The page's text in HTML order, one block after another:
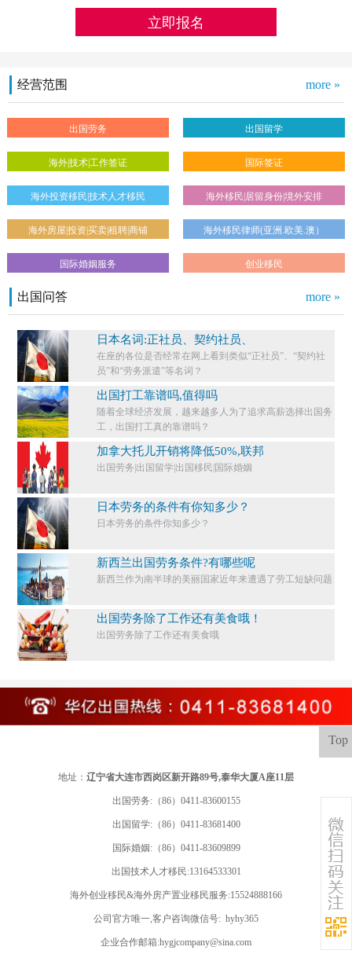
经营范围 more »
出国劳务 出国留学
海外|技术|工作签证 国际签证
海外投资移民|技术人才移民 海外移民|居留身份|境外安排
海外房屋|投资|买卖|租聘|商铺 海外移民律师(亚洲.欧美.澳）
国际婚姻服务 创业移民
出国问答 more »
日本名词:正社员、契约社员、
在座的各位是否经常在网上看到类似“正社员”、“契约社
员”和“劳务派遣”等名词？
出国打工靠谱吗,值得吗
随着全球经济发展，越来越多人为了追求高薪选择出国务
工，出国打工真的靠谱吗？
加拿大托儿开销将降低50%,联邦
出国劳务|出国留学|出国移民|国际婚姻
日本劳务的条件有你知多少？
日本劳务的条件你知多少？​
新西兰出国劳务条件?有哪些呢
新西兰作为南半球的美丽国家近年来遭遇了劳工短缺问题
出国劳务除了工作还有美食哦！
出国劳务除了工作还有美食哦
Top
地址： 辽宁省大连市西岗区新开路89号,泰华大厦A座11层
出国劳务:（86）0411-83600155
出国留学:（86）0411-83681400
国际婚姻:（86）0411-83609899
出国技术人才移民:13164533301
海外创业移民&海外房产置业移民服务:15524888166
公司官方唯一,客户咨询微信号: hyhy365
企业合作邮箱:hygjcompany@sina.com